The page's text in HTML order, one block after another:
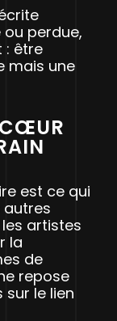
perdue,
: être
mais une
est ce qui
autres
artistes
la
de
repose
sur le lien